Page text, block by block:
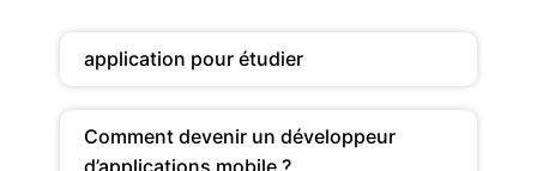
application pour étudier
Comment devenir un développeur
d’applications mobile ?